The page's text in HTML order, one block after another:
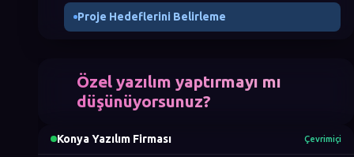
Proje Hedeflerini Belirleme
İletişim ve Proje Yönetimi
Artıları ve Eksileri
Konya'da Yazılım Geliştirme Süreci: Adım Adım
Özel yazılım yaptırmayı mı
düşünüyorsunuz?
Konya Yazılım Firması Çevrimiçi